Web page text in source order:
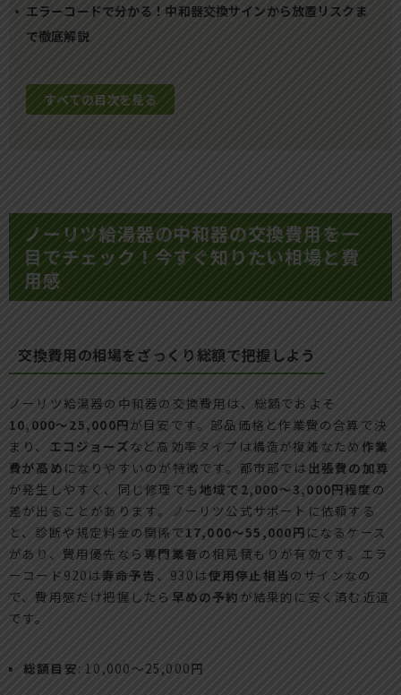
エラーコードで分かる！中和器交換サインから放置リスクま
で徹底解説
すべての目次を見る
ノーリツ給湯器の中和器の交換費用を一
目でチェック！今すぐ知りたい相場と費
用感
交換費用の相場をざっくり総額で把握しよう
ノーリツ給湯器の中和器の交換費用は、総額でおよそ
10,000〜25,000円が目安です。部品価格と作業費の合算で決
まり、 エコジョーズなど高効率タイプは構造が複雑なため 作業
費が高め になりやすいのが特徴です。都市部では出張費の加算
が発生しやすく、同じ修理でも 地域で2,000〜3,000円程度 の
差が出ることがあります。ノーリツ公式サポートに依頼する
と、診断や規定料金の関係で 17,000〜55,000円 になるケース
があり、費用優先なら専門業者の相見積もりが有効です。エラ
ーコード920は寿命予告 、930は使用停止相当 のサインなの
で、費用感だけ把握したら 早めの予約 が結果的に安く済む近道
です。
総額目安: 10,000〜25,000円